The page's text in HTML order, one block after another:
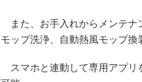
また、お手入れからメンテナ
モップ洗浄、自動熱風モップ
スマホと連動して専用アプリ